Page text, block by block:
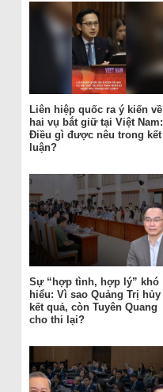
Liên hiệp quốc ra ý kiến về
hai vụ bắt giữ tại Việt Nam:
Điều gì được nêu trong kết
luận?
Sự “hợp tình, hợp lý” khó
hiểu: Vì sao Quảng Trị hủy
kết quả, còn Tuyên Quang
cho thi lại?